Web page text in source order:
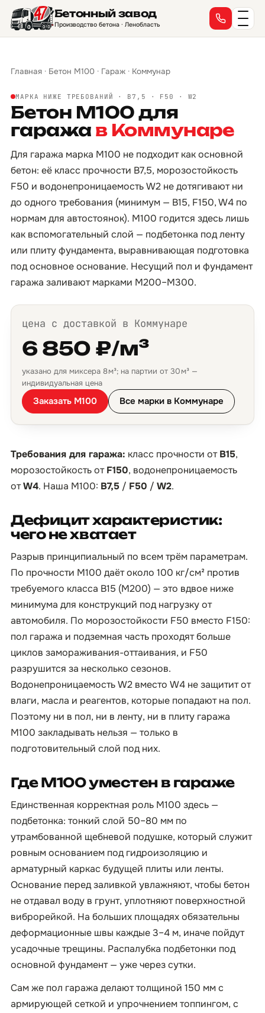
Бетонный завод
Производство бетона · Ленобласть
Главная · Бетон М100 · Гараж · Коммунар
МАРКА НИЖЕ ТРЕБОВАНИЙ · B7,5 · F50 · W2
Бетон М100 для
гаража в Коммунаре
Для гаража марка М100 не подходит как основной
бетон: её класс прочности B7,5, морозостойкость
F50 и водонепроницаемость W2 не дотягивают ни
до одного требования (минимум — B15, F150, W4 по
нормам для автостоянок). М100 годится здесь лишь
как вспомогательный слой — подбетонка под ленту
или плиту фундамента, выравнивающая подготовка
под основное основание. Несущий пол и фундамент
гаража заливают марками М200–М300.
цена с доставкой в Коммунаре
6 850 ₽/м³
указано для миксера 8 м³; на партии от 30 м³ —
индивидуальная цена
Заказать М100 Все марки в Коммунаре
Требования для гаража: класс прочности отB15,
морозостойкость отF150, водонепроницаемость
отW4. Наша М100: B7,5 / F50 / W2.
Дефицит характеристик:
чего не хватает
Разрыв принципиальный по всем трём параметрам.
По прочности М100 даёт около 100 кг/см² против
требуемого класса B15 (М200) — это вдвое ниже
минимума для конструкций под нагрузку от
автомобиля. По морозостойкости F50 вместо F150:
пол гаража и подземная часть проходят больше
циклов замораживания-оттаивания, и F50
разрушится за несколько сезонов.
Водонепроницаемость W2 вместо W4 не защитит от
влаги, масла и реагентов, которые попадают на пол.
Поэтому ни в пол, ни в ленту, ни в плиту гаража
М100 закладывать нельзя — только в
подготовительный слой под них.
Где М100 уместен в гараже
Единственная корректная роль М100 здесь —
подбетонка: тонкий слой 50–80 мм по
утрамбованной щебневой подушке, который служит
ровным основанием под гидроизоляцию и
арматурный каркас будущей плиты или ленты.
Основание перед заливкой увлажняют, чтобы бетон
не отдавал воду в грунт, уплотняют поверхностной
виброрейкой. На больших площадях обязательны
деформационные швы каждые 3–4 м, иначе пойдут
усадочные трещины. Распалубка подбетонки под
основной фундамент — уже через сутки.
Сам же пол гаража делают толщиной 150 мм с
армирующей сеткой и упрочнением топпингом, с